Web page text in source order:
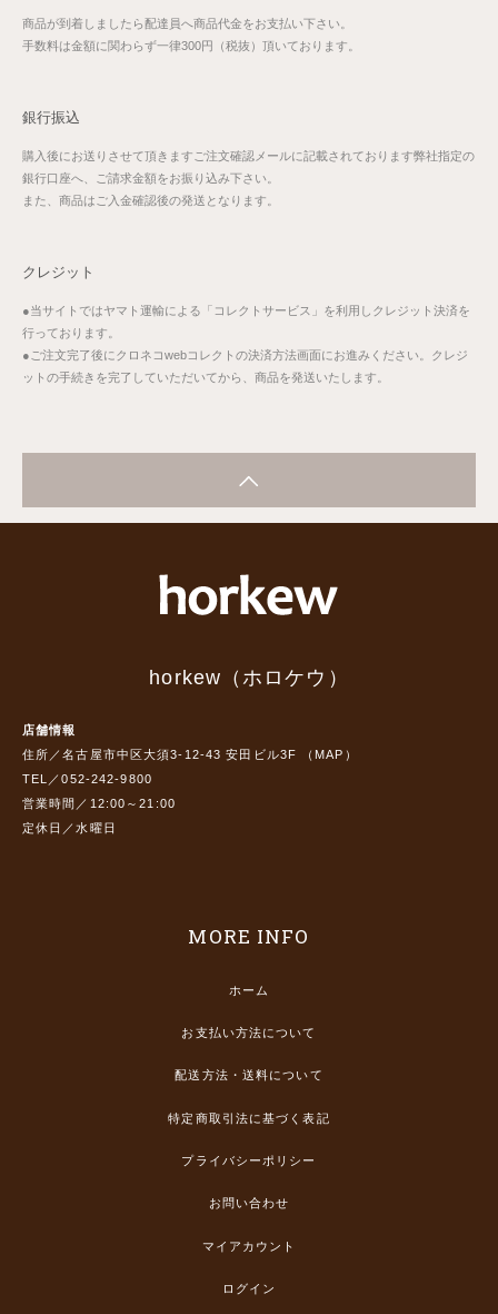
商品が到着しましたら配達員へ商品代金をお支払い下さい。
手数料は金額に関わらず一律300円（税抜）頂いております。
銀行振込
購入後にお送りさせて頂きますご注文確認メールに記載されております弊社指定の
銀行口座へ、ご請求金額をお振り込み下さい。
また、商品はご入金確認後の発送となります。
クレジット
●当サイトではヤマト運輸による「コレクトサービス」を利用しクレジット決済を
行っております。
●ご注文完了後にクロネコwebコレクトの決済方法画面にお進みください。クレジ
ットの手続きを完了していただいてから、商品を発送いたします。
horkew（ホロケウ）
店舗情報
住所／名古屋市中区大須3-12-43 安田ビル3F （ MAP ）
TEL／052-242-9800
営業時間／12:00～21:00
定休日／水曜日
MORE INFO
ホーム
お支払い方法について
配送方法・送料について
特定商取引法に基づく表記
プライバシーポリシー
お問い合わせ
マイアカウント
ログイン